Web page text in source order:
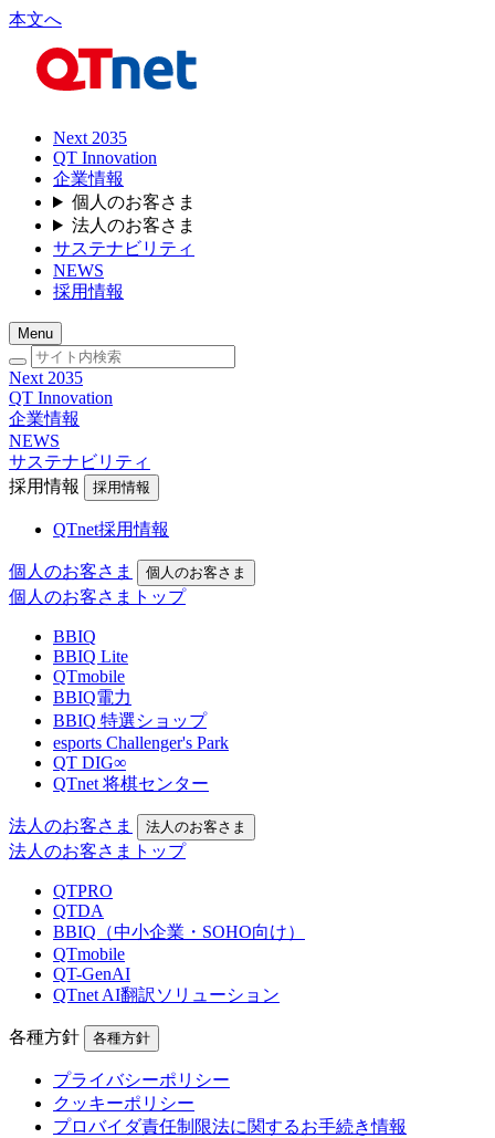
本文へ
Next 2035
QT Innovation
企業情報
個人のお客さま
法人のお客さま
サステナビリティ
NEWS
採用情報
Menu
Next 2035
QT Innovation
企業情報
NEWS
サステナビリティ
採用情報
採用情報
QTnet採用情報
個人のお客さま 個人のお客さま
個人のお客さまトップ
BBIQ
BBIQ Lite
QTmobile
BBIQ電力
BBIQ 特選ショップ
esports Challenger's Park
QT DIG∞
QTnet 将棋センター
法人のお客さま 法人のお客さま
法人のお客さまトップ
QTPRO
QTDA
BBIQ（中小企業・SOHO向け）
QTmobile
QT-GenAI
QTnet AI翻訳ソリューション
各種方針 各種方針
プライバシーポリシー
クッキーポリシー
プロバイダ責任制限法に関するお手続き情報